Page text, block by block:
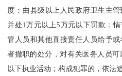
度：由县级以上人民政府卫生主
并处1万元以上5万元以下罚款；
管人员和其他直接责任人员给予
者撤职的处分，对有关医务人员
以下执业活动；构成犯罪的，依法